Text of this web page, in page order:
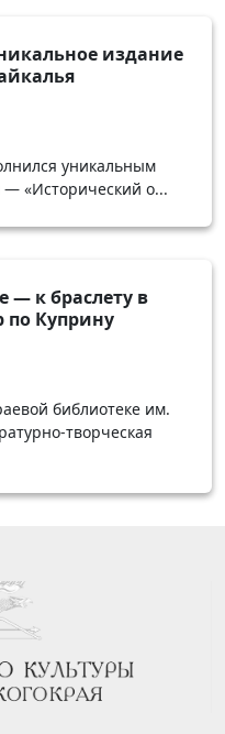
издание
уникальным
— «Исторический о...
— к браслету в
по Куприну
библиотеке им.
творческая